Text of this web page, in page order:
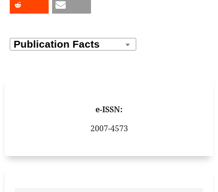
e-ISSN:
2007-4573